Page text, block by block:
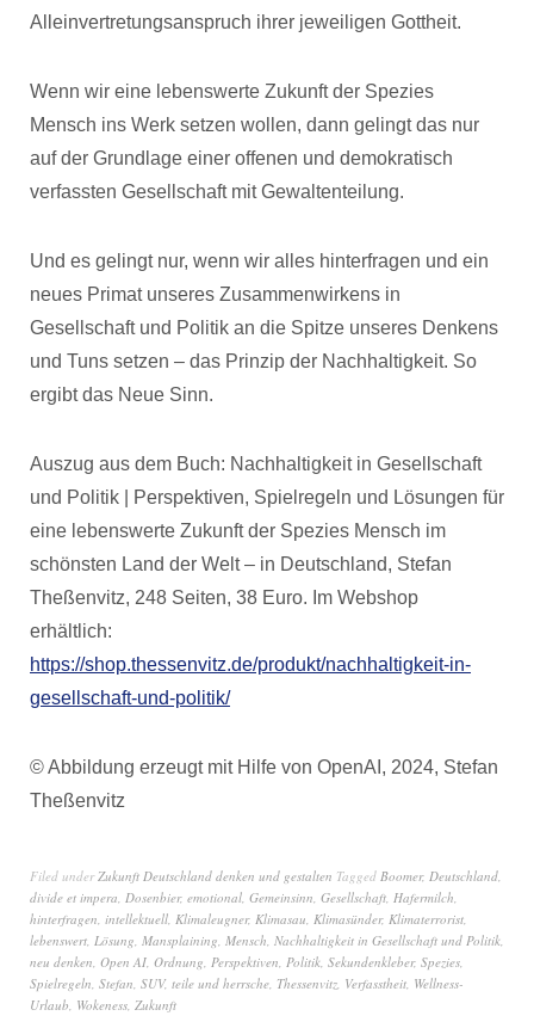
Alleinvertretungsanspruch ihrer jeweiligen Gottheit.
Wenn wir eine lebenswerte Zukunft der Spezies
Mensch ins Werk setzen wollen, dann gelingt das nur
auf der Grundlage einer offenen und demokratisch
verfassten Gesellschaft mit Gewaltenteilung.
Und es gelingt nur, wenn wir alles hinterfragen und ein
neues Primat unseres Zusammenwirkens in
Gesellschaft und Politik an die Spitze unseres Denkens
und Tuns setzen – das Prinzip der Nachhaltigkeit. So
ergibt das Neue Sinn.
Auszug aus dem Buch: Nachhaltigkeit in Gesellschaft
und Politik | Perspektiven, Spielregeln und Lösungen für
eine lebenswerte Zukunft der Spezies Mensch im
schönsten Land der Welt – in Deutschland, Stefan
Theßenvitz, 248 Seiten, 38 Euro. Im Webshop
erhältlich:
https://shop.thessenvitz.de/produkt/nachhaltigkeit-in-
gesellschaft-und-politik/
© Abbildung erzeugt mit Hilfe von OpenAI, 2024, Stefan
Theßenvitz
Filed underZukunft Deutschland denken und gestalten Tagged Boomer, Deutschland,
divide et impera, Dosenbier, emotional, Gemeinsinn, Gesellschaft, Hafermilch,
hinterfragen, intellektuell, Klimaleugner, Klimasau, Klimasünder, Klimaterrorist,
lebenswert, Lösung, Mansplaining, Mensch, Nachhaltigkeit in Gesellschaft und Politik,
neu denken, Open AI, Ordnung, Perspektiven, Politik, Sekundenkleber, Spezies,
Spielregeln, Stefan, SUV, teile und herrsche, Thessenvitz, Verfasstheit, Wellness-
Urlaub, Wokeness, Zukunft